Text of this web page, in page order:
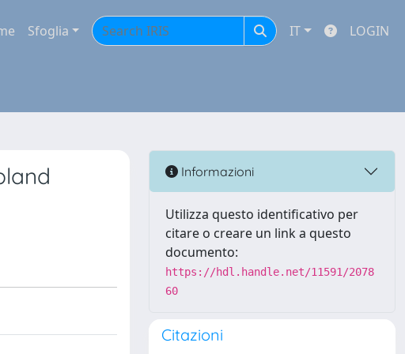
Sfoglia IT LOGIN
Informazioni
Utilizza questo identificativo per
citare o creare un link a questo
documento:
https://hdl.handle.net/11591/2078
60
Citazioni